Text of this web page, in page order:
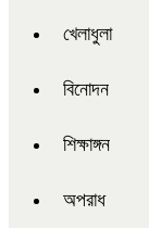
খেলাধুলা
বিনোদন
শিক্ষাঙ্গন
অপরাধ